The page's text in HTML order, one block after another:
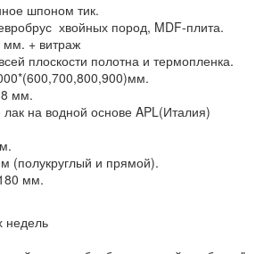
шпоном тик.
хвойных пород, MDF-плита.
мм. + витраж
плоскости полотна и термопленка.
мм.
на водной основе APL(Италия)
(полукруглый и прямой).
мм.
недель